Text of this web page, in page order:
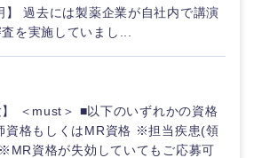
】 過去には製薬企業が自社内で講演
を実施していまし...
】 ＜must＞ ■以下のいずれかの資格
資格もしくはMR資格 ※担当疾患(領
資格が失効していてもご応募可